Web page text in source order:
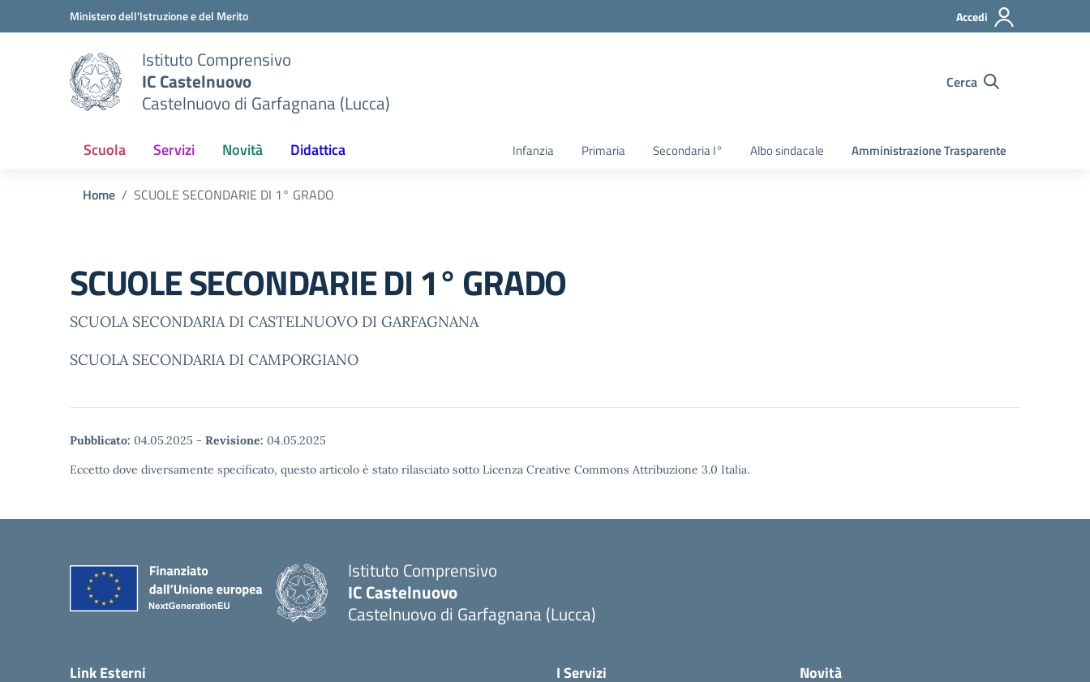
Vai ai contenuti
Vai al menu di navigazioneMinistero dell'Istruzione e del Merito Accedi
Istituto Comprensivo
IC Castelnuovo
Castelnuovo di Garfagnana (Lucca)
Cerca
Scuola Servizi Novità Didattica Infanzia Primaria Secondaria I° Albo sindacale Amministrazione Trasparente
Home SCUOLE SECONDARIE DI 1° GRADO
SCUOLE SECONDARIE DI 1° GRADO
SCUOLA SECONDARIA DI CASTELNUOVO DI GARFAGNANA
SCUOLA SECONDARIA DI CAMPORGIANO
Pubblicato: 04.05.2025 - Revisione: 04.05.2025
Eccetto dove diversamente specificato, questo articolo è stato rilasciato sotto Licenza Creative Commons Attribuzione 3.0 Italia.
Istituto Comprensivo
IC Castelnuovo
Castelnuovo di Garfagnana (Lucca)
Link Esterni I Servizi Novità